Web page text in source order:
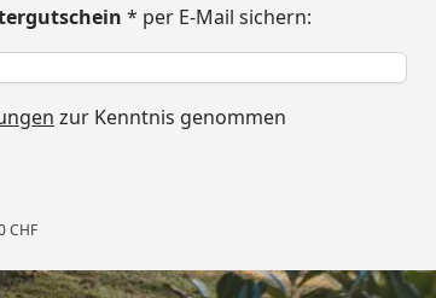
* per E-Mail sichern:
zur Kenntnis genommen
CHF